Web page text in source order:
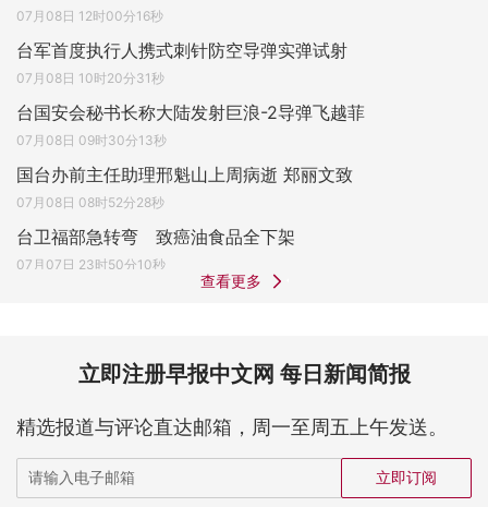
07月08日 12时00分16秒
台军首度执行人携式刺针防空导弹实弹试射
07月08日 10时20分31秒
台国安会秘书长称大陆发射巨浪-2导弹飞越菲
07月08日 09时30分13秒
国台办前主任助理邢魁山上周病逝 郑丽文致
07月08日 08时52分28秒
台卫福部急转弯 致癌油食品全下架
07月07日 23时50分10秒
查看更多
立即注册早报中文网 每日新闻简报
精选报道与评论直达邮箱，周一至周五上午发送。
立即订阅